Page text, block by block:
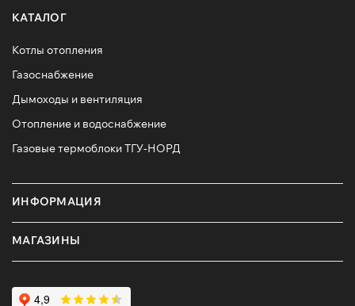
КАТАЛОГ
Котлы отопления
Газоснабжение
Дымоходы и вентиляция
Отопление и водоснабжение
Газовые термоблоки ТГУ-НОРД
ИНФОРМАЦИЯ
МАГАЗИНЫ